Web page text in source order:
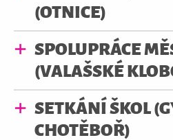
(OTNICE)
SPOLUPRÁCE
(VALAŠSKÉ
SETKÁNÍ ŠKOL
CHOTĚBOŘ)